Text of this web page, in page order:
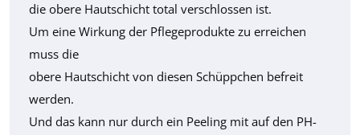
die obere Hautschicht total verschlossen ist.
Um eine Wirkung der Pflegeprodukte zu erreichen
muss die
obere Hautschicht von diesen Schüppchen befreit
werden.
Und das kann nur durch ein Peeling mit auf den PH-